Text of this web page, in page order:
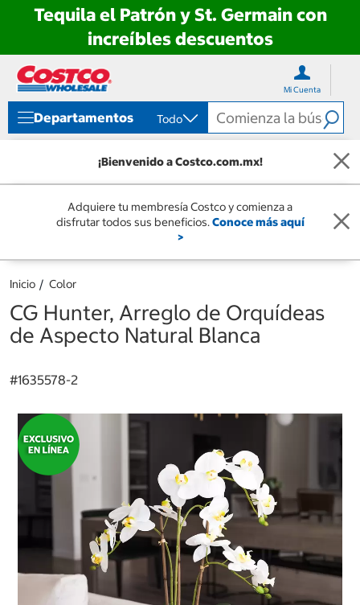
Tequila el Patrón y St. Germain con
increíbles descuentos
directo
contenido
directo
menú
navegación
Mi Cuenta
Departamentos Todo
¡Bienvenido a Costco.com.mx!
Adquiere tu membresía Costco y comienza a
disfrutar todos sus beneficios.Conoce más aquí
>
Inicio Color
CG Hunter, Arreglo de Orquídeas
de Aspecto Natural Blanca
#1635578-2